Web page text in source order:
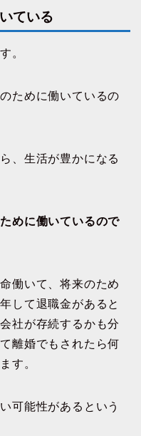
ている
。
ために働いているの
、生活が豊かになる
めに働いているので
働いて、将来のため
して退職金があると
社が存続するかも分
離婚でもされたら何
す。
可能性があるという